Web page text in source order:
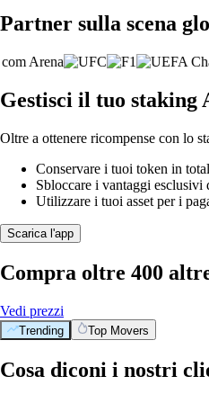
Partner sulla scena
Gestisci il tuo staking
Oltre a ottenere ricompense con lo
Conservare i tuoi token in
Sbloccare i vantaggi
Utilizzare i tuoi asset per i
Scarica l'app
Compra oltre 400
Vedi prezzi
Trending Top Movers
Cosa diconi i nostri